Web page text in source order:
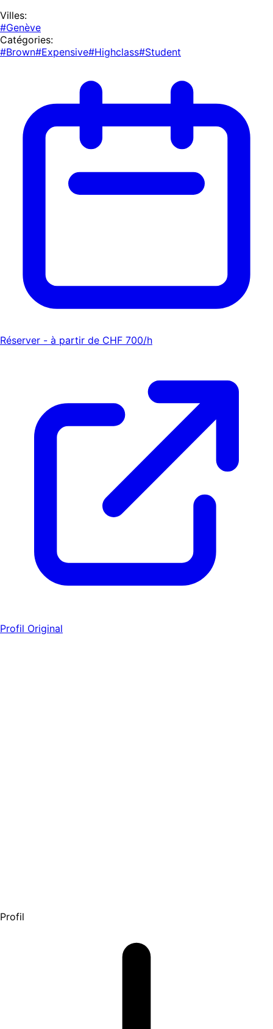
Villes:
#Genève
Catégories:
#Brown#Expensive#Highclass#Student
Réserver - à partir de CHF 700/h
Profil Original
Profil